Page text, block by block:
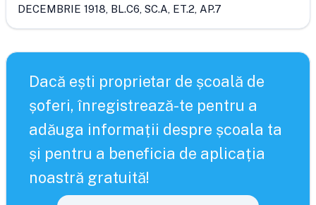
DECEMBRIE 1918, BL.C6, SC.A, ET.2, AP.7
Dacă ești proprietar de școală de
șoferi, înregistrează-te pentru a
adăuga informații despre școala ta
și pentru a beneficia de aplicația
noastră gratuită!